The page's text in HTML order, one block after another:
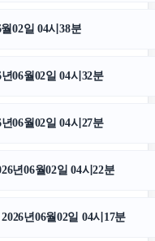
02일 04시38분
06월02일 04시32분
06월02일 04시27분
년06월02일 04시22분
년06월02일 04시17분